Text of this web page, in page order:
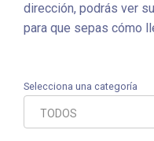
dirección, podrás ver
para que sepas cómo
Selecciona una categoría
TODOS